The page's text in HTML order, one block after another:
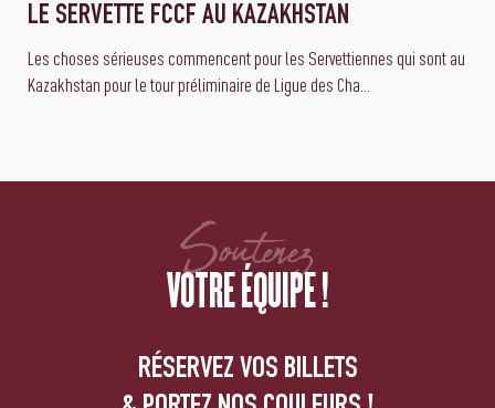
LE SERVETTE FCCF AU KAZAKHSTAN
Les choses sérieuses commencent pour les Servettiennes qui sont au
Kazakhstan pour le tour préliminaire de Ligue des Cha...
Soutenez
VOTRE ÉQUIPE !
RÉSERVEZ VOS BILLETS